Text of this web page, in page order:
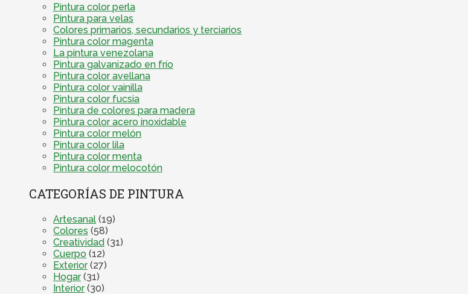
Pintura color perla
Pintura para velas
Colores primarios, secundarios y terciarios
Pintura color magenta
La pintura venezolana
Pintura galvanizado en frío
Pintura color avellana
Pintura color vainilla
Pintura color fucsia
Pintura de colores para madera
Pintura color acero inoxidable
Pintura color melón
Pintura color lila
Pintura color menta
Pintura color melocotón
CATEGORÍAS DE PINTURA
Artesanal (19)
Colores (58)
Creatividad (31)
Cuerpo (12)
Exterior(27)
Hogar(31)
Interior(30)